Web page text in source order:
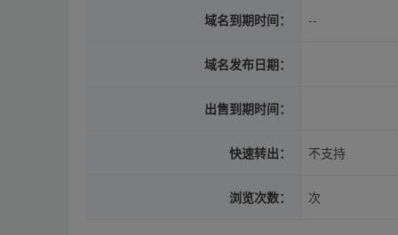
域名到期时间： --
域名发布日期：
出售到期时间：
快速转出： 不支持
浏览次数： 次